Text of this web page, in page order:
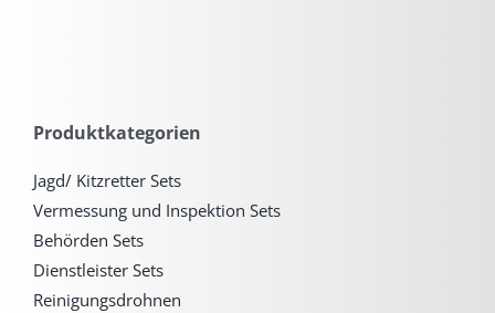
Produktkategorien
Jagd/ Kitzretter Sets
Vermessung und Inspektion Sets
Behörden Sets
Dienstleister Sets
Reinigungsdrohnen